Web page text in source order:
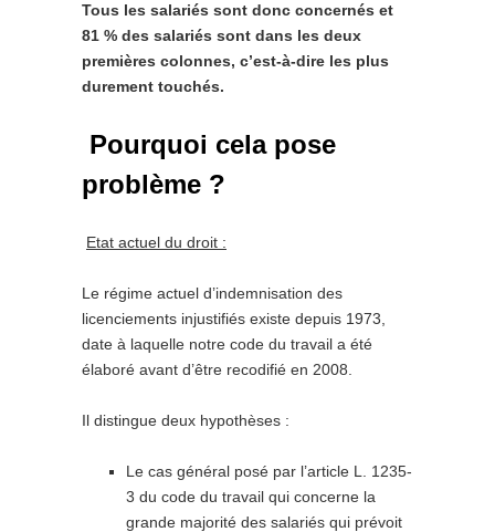
Tous les salariés sont donc concernés et
81 % des salariés sont dans les deux
premières colonnes, c’est-à-dire les plus
durement touchés.
Pourquoi cela pose
problème ?
Etat actuel du droit :
Le régime actuel d’indemnisation des
licenciements injustifiés existe depuis 1973,
date à laquelle notre code du travail a été
élaboré avant d’être recodifié en 2008.
Il distingue deux hypothèses :
Le cas général posé par l’article L. 1235-
3 du code du travail qui concerne la
grande majorité des salariés qui prévoit